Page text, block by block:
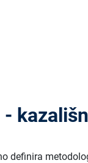
definira